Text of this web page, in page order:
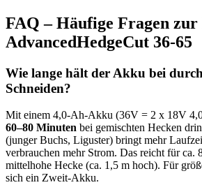
FAQ – Häufige Fragen zur
AdvancedHedgeCut 36-65
Wie lange hält der Akku bei
Schneiden?
Mit einem 4,0-Ah-Akku (36V = 2 x 18V
60–80 Minuten bei gemischten Hecken
(junger Buchs, Liguster) bringt mehr
verbrauchen mehr Strom. Das reicht für ca.
mittelhohe Hecke (ca. 1,5 m hoch). Für
sich ein Zweit-Akku.